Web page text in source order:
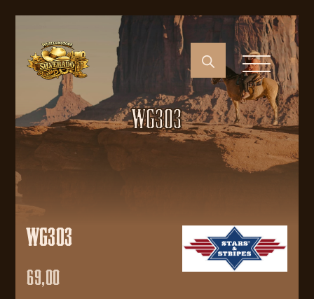
WG303
WG303
69,00